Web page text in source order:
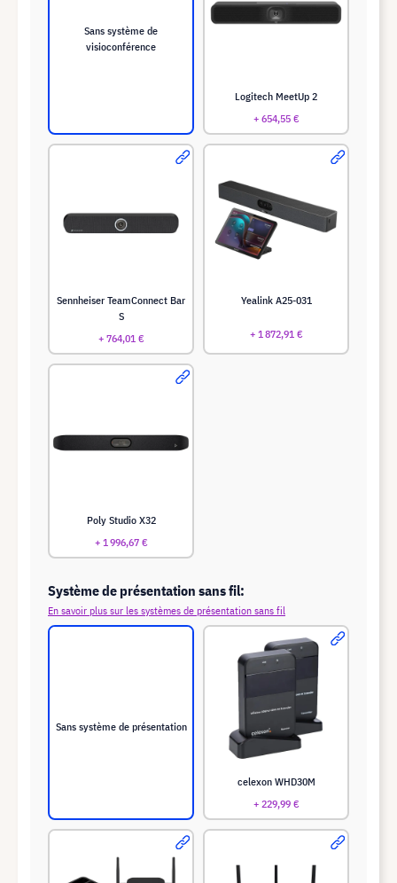
Sans système de
visioconférence
Logitech MeetUp 2
+ 654,55 €
Sennheiser TeamConnect Bar
S
+ 764,01 €
Yealink A25-031
+ 1 872,91 €
Poly Studio X32
+ 1 996,67 €
Système de présentation sans fil:
En savoir plus sur les systèmes de présentation sans fil
Sans système de présentation
celexon WHD30M
+ 229,99 €